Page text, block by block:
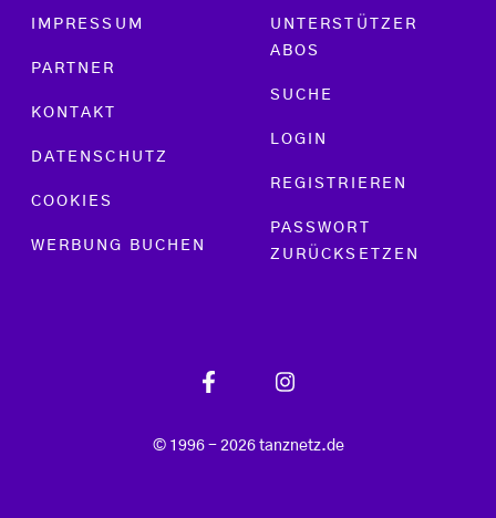
Footer menu
IMPRESSUM
PARTNER
KONTAKT
DATENSCHUTZ
COOKIES
WERBUNG BUCHEN
UNTERSTÜTZER
ABOS
SUCHE
LOGIN
REGISTRIEREN
PASSWORT
ZURÜCKSETZEN
© 1996 - 2026 tanznetz.de